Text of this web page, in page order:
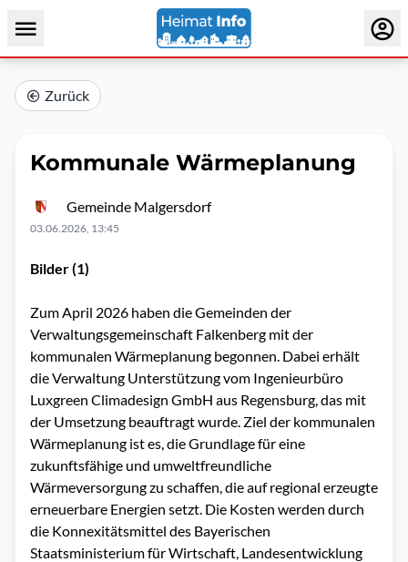
Zurück
Kommunale Wärmeplanung
Gemeinde Malgersdorf
03.06.2026, 13:45
Bilder (1)
Zum April 2026 haben die Gemeinden der
Verwaltungsgemeinschaft Falkenberg mit der
kommunalen Wärmeplanung begonnen. Dabei erhält
die Verwaltung Unterstützung vom Ingenieurbüro
Luxgreen Climadesign GmbH aus Regensburg, das mit
der Umsetzung beauftragt wurde. Ziel der kommunalen
Wärmeplanung ist es, die Grundlage für eine
zukunftsfähige und umweltfreundliche
Wärmeversorgung zu schaffen, die auf regional erzeugte
erneuerbare Energien setzt. Die Kosten werden durch
die Konnexitätsmittel des Bayerischen
Staatsministerium für Wirtschaft, Landesentwicklung